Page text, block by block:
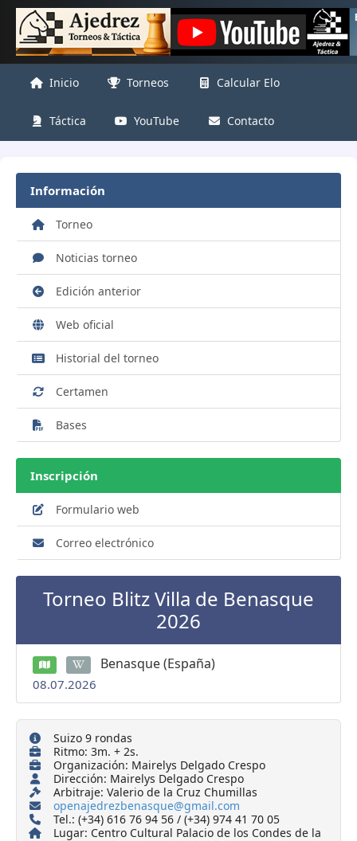
Inicio Torneos Calcular Elo
Táctica YouTube Contacto
Información
Torneo
Noticias torneo
Edición anterior
Web oficial
Historial del torneo
Certamen
Bases
Inscripción
Formulario web
Correo electrónico
Torneo Blitz Villa de Benasque
2026
Benasque (España)
08.07.2026
Suizo 9 rondas
Ritmo: 3m. + 2s.
Organización: Mairelys Delgado Crespo
Dirección: Mairelys Delgado Crespo
Arbitraje: Valerio de la Cruz Chumillas
openajedrezbenasque@gmail.com
Tel.: (+34) 616 76 94 56 / (+34) 974 41 70 05
Lugar: Centro Cultural Palacio de los Condes de la